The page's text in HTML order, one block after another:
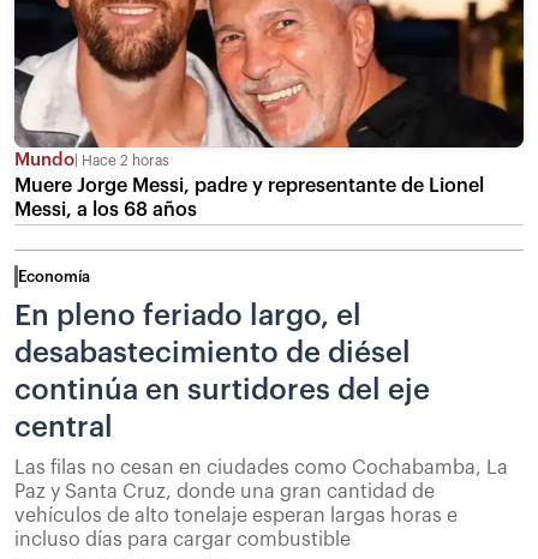
Mundo Hace 2 horas
Muere Jorge Messi, padre y representante de Lionel
Messi, a los 68 años
Economía
En pleno feriado largo, el
desabastecimiento de diésel
continúa en surtidores del eje
central
Las filas no cesan en ciudades como Cochabamba, La
Paz y Santa Cruz, donde una gran cantidad de
vehículos de alto tonelaje esperan largas horas e
incluso días para cargar combustible